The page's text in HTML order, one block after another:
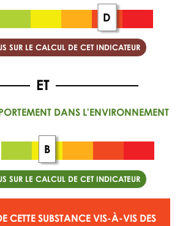
D
SUR LE CALCUL DE CET INDICATEUR
DANS L'ENVIRONNEMENT
B
SUR LE CALCUL DE CET INDICATEUR
CETTE SUBSTANCE VIS-À-VIS DES